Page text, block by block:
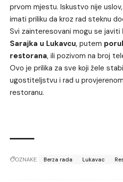
prvom mjestu. Iskustvo nije
imati priliku da kroz rad steknu
Svi zainteresovani mogu se javiti
Sarajka u Lukavcu, putem
restorana, ili pozivom na broj
Ovo je prilika za sve koji žele
ugostiteljstvu i rad u
restoranu.
OZNAKE: Berza rada Lukavac